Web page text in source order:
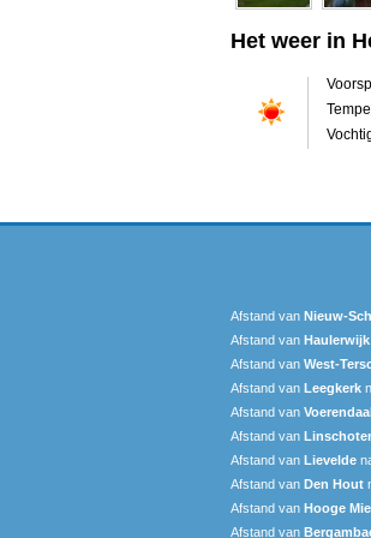
Het weer in
Afstand van Nieuw-
Afstand van Haulerwijk
Afstand van West-
Afstand van Leegkerk
Afstand van
Afstand van
Afstand van Lievelde
Afstand van Den Hout
Afstand van Hooge
Afstand van